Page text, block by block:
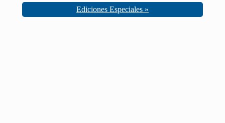
Ediciones Especiales »